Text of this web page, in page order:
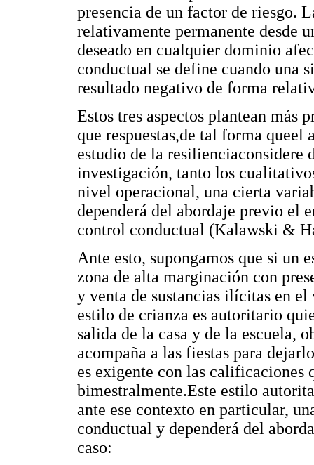
presencia de un factor de riesgo.
relativamente permanente desde
deseado en cualquier dominio
conductual se define cuando una
resultado negativo de forma
Estos tres aspectos plantean más
que respuestas,de tal forma
estudio de la resilienciaconsidere
investigación, tanto los
nivel operacional, una cierta
dependerá del abordaje previo el
control conductual (Kalawski &
Ante esto, supongamos que si un
zona de alta marginación con
y venta de sustancias ilícitas en
estilo de crianza es autoritario
salida de la casa y de la escuela,
acompaña a las fiestas para
es exigente con las calificaciones
bimestralmente.Este estilo
ante ese contexto en particular,
conductual y dependerá del
caso: